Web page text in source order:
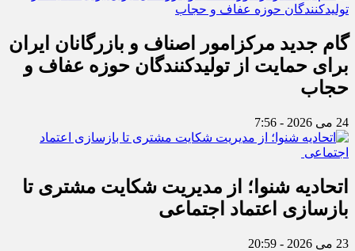
گام جدید مرکزامور اصناف و بازرگانان ایران
برای حمایت از تولیدکنندگان حوزه عفاف و
حجاب
24 می 2026 - 7:56
اتحادیه شنوا؛ از مدیریت شکایت مشتری تا
بازسازی اعتماد اجتماعی ‌
23 می 2026 - 20:59